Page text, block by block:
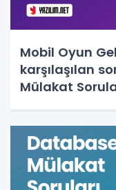
Mobil Oyun
karşılaşılan
Mülakat